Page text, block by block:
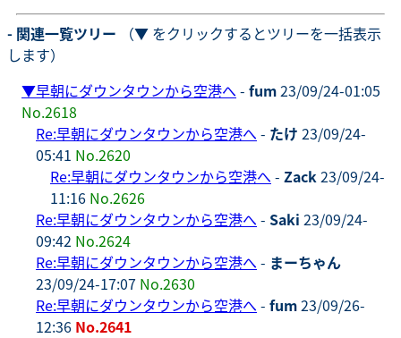
- 関連一覧ツリー （▼ をクリックするとツリーを一括表示
します）
▼早朝にダウンタウンから空港へ - fum23/09/24-01:05
No.2618
Re:早朝にダウンタウンから空港へ - たけ 23/09/24-
05:41 No.2620
Re:早朝にダウンタウンから空港へ - Zack23/09/24-
11:16 No.2626
Re:早朝にダウンタウンから空港へ - Saki 23/09/24-
09:42 No.2624
Re:早朝にダウンタウンから空港へ - まーちゃん
23/09/24-17:07 No.2630
Re:早朝にダウンタウンから空港へ - fum23/09/26-
12:36 No.2641